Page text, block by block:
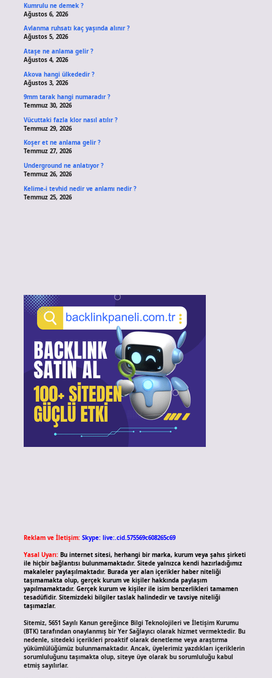
Kumrulu ne demek ?
Ağustos 6, 2026
Avlanma ruhsatı kaç yaşında alınır ?
Ağustos 5, 2026
Ataşe ne anlama gelir ?
Ağustos 4, 2026
Akova hangi ülkededir ?
Ağustos 3, 2026
9mm tarak hangi numaradır ?
Temmuz 30, 2026
Vücuttaki fazla klor nasıl atılır ?
Temmuz 29, 2026
Koşer et ne anlama gelir ?
Temmuz 27, 2026
Underground ne anlatıyor ?
Temmuz 26, 2026
Kelime-i tevhid nedir ve anlamı nedir ?
Temmuz 25, 2026
Reklam ve İletişim: Skype: live:.cid.575569c608265c69
Yasal Uyarı: Bu internet sitesi, herhangi bir marka, kurum veya şahıs şirketi
ile hiçbir bağlantısı bulunmamaktadır. Sitede yalnızca kendi hazırladığımız
makaleler paylaşılmaktadır. Burada yer alan içerikler haber niteliği
taşımamakta olup, gerçek kurum ve kişiler hakkında paylaşım
yapılmamaktadır. Gerçek kurum ve kişiler ile isim benzerlikleri tamamen
tesadüfidir. Sitemizdeki bilgiler taslak halindedir ve tavsiye niteliği
taşımazlar.
Sitemiz, 5651 Sayılı Kanun gereğince Bilgi Teknolojileri ve İletişim Kurumu
(BTK) tarafından onaylanmış bir Yer Sağlayıcı olarak hizmet vermektedir. Bu
nedenle, sitedeki içerikleri proaktif olarak denetleme veya araştırma
yükümlülüğümüz bulunmamaktadır. Ancak, üyelerimiz yazdıkları içeriklerin
sorumluluğunu taşımakta olup, siteye üye olarak bu sorumluluğu kabul
etmiş sayılırlar.